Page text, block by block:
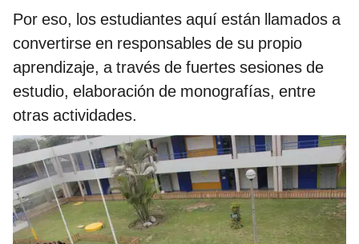
Por eso, los estudiantes aquí están llamados a
convertirse en responsables de su propio
aprendizaje, a través de fuertes sesiones de
estudio, elaboración de monografías, entre
otras actividades.